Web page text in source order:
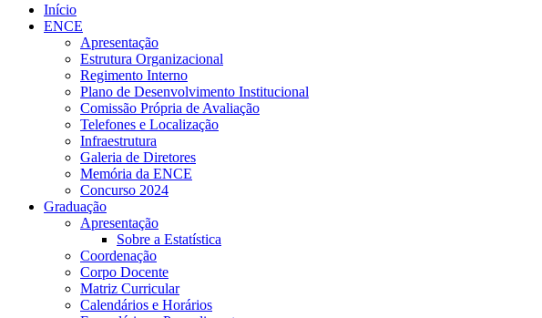
Início
ENCE
Apresentação
Estrutura Organizacional
Regimento Interno
Plano de Desenvolvimento Institucional
Comissão Própria de Avaliação
Telefones e Localização
Infraestrutura
Galeria de Diretores
Memória da ENCE
Concurso 2024
Graduação
Apresentação
Sobre a Estatística
Coordenação
Corpo Docente
Matriz Curricular
Calendários e Horários